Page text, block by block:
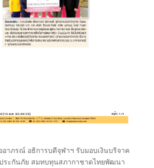
าภรณ์ อธิการบดีจุฬาฯ รับมอบเงินบริจาค
ระกันภัย สมทบทุนสภากาชาดไทยพัฒนา